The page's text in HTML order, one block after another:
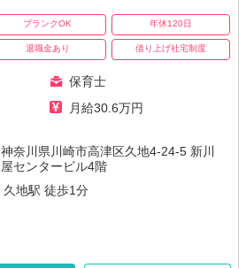
ブランクOK 年休120日
退職金あり 借り上げ社宅制度
保育士
月給30.6万円
神奈川県川崎市高津区久地4-24-5 新川
屋センタービル4階
久地駅 徒歩1分